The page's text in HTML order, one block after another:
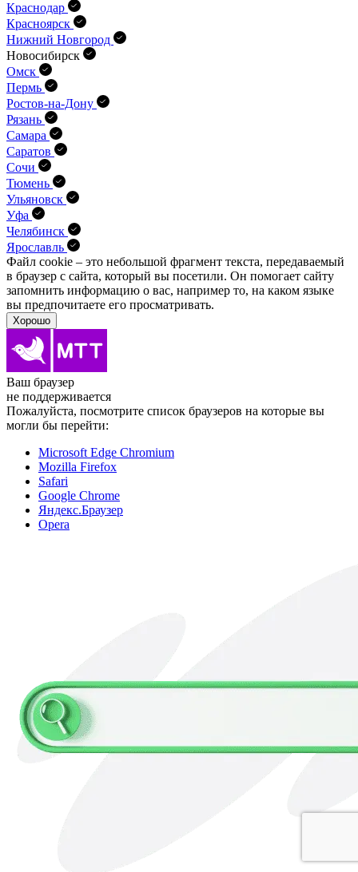
Краснодар
Красноярск
Нижний Новгород
Новосибирск
Омск
Пермь
Ростов-на-Дону
Рязань
Самара
Саратов
Сочи
Тюмень
Ульяновск
Уфа
Челябинск
Ярославль
Файл cookie – это небольшой фрагмент текста, передава­емый
в браузер с сайта, который вы посетили. Он помо­гает сайту
запомнить информацию о вас, например то, на каком языке
вы предпочитаете его просматривать.
Хорошо
Ваш браузер
не поддерживается
Пожалуйста, посмотрите список браузеров на которые вы
могли бы перейти:
Microsoft Edge Chromium
Mozilla Firefox
Safari
Google Chrome
Яндекс.Браузер
Opera